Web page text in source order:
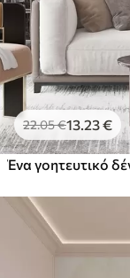
22.05€13.23€